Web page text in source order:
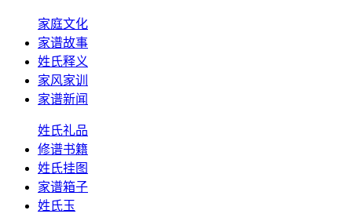
家庭文化
家谱故事
姓氏释义
家风家训
家谱新闻
姓氏礼品
修谱书籍
姓氏挂图
家谱箱子
姓氏玉